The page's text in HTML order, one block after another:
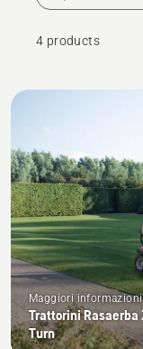
si raggiunge la
compie una
successiva. Il
4 products
Tutti
prodotti
Maggiori informazioni
Trattorini Rasaerba
Turn